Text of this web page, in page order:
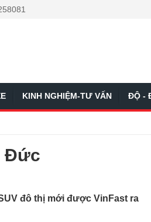
KINH NGHIỆM-TƯ VẤN ĐỘ -
Đức
đô thị mới được VinFast ra